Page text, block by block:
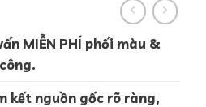
MIỄN PHÍ phối màu &
kết nguồn gốc rõ ràng,